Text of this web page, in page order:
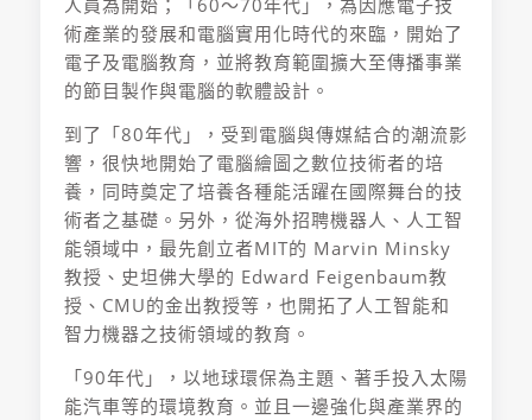
人員為開始；「60～70年代」，為因應電子技
術產業的發展和電腦實用化時代的來臨，開始了
電子及電腦教育，並將教育範圍擴大至傳播事業
的節目製作與電腦的軟體設計。
到了「80年代」，受到電腦與傳媒結合的潮流影
響，很快地開始了電腦繪圖之數位技術者的培
養，同時奠定了培養各種能活躍在國際舞台的技
術者之基礎。另外，從海外招聘機器人、人工智
能領域中，最先創立者MIT的 Marvin Minsky
教授、史坦佛大學的 Edward Feigenbaum教
授、CMU的金出教授等，也開拓了人工智能和
智力機器之技術領域的教育。
「90年代」，以地球環保為主題、著手投入太陽
能汽車等的環境教育。並且一邊強化與產業界的